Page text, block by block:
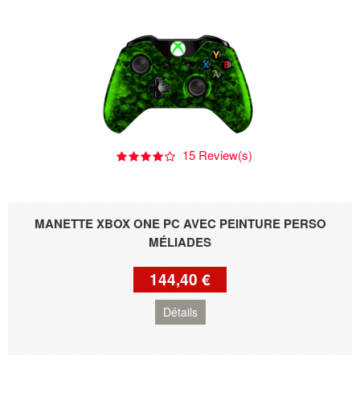
MANETTE XBOX ONE PC AVEC PEINTURE PERSO
MÉLIADES
15 Review(s)
144,40 €
Détails